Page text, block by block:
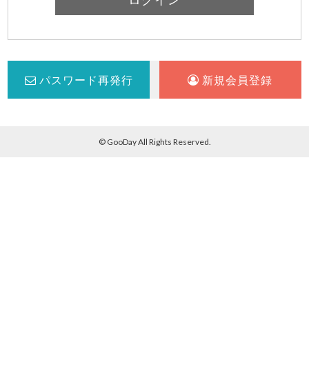
パスワード再発行 新規会員登録
© GooDay All Rights Reserved.